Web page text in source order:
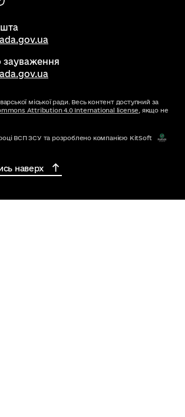
зауваження
міської ради. Весь контент доступний за
Attribution 4.0 International license , якщо не
ВСП ЗСУ та розроблено компанією KitSoft
наверх